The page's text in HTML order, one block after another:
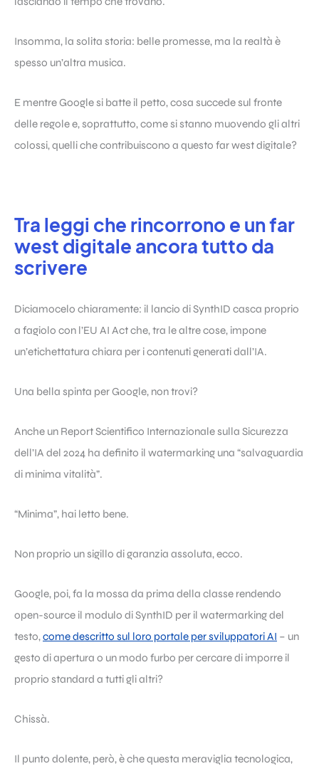
Insomma, la solita storia: belle promesse, ma la realtà è
spesso un’altra musica.
E mentre Google si batte il petto, cosa succede sul fronte
delle regole e, soprattutto, come si stanno muovendo gli altri
colossi, quelli che contribuiscono a questo far west digitale?
Tra leggi che rincorrono e un far
west digitale ancora tutto da
scrivere
Diciamocelo chiaramente: il lancio di SynthID casca proprio
a fagiolo con l’EU AI Act che, tra le altre cose, impone
un’etichettatura chiara per i contenuti generati dall’IA.
Una bella spinta per Google, non trovi?
Anche un Report Scientifico Internazionale sulla Sicurezza
dell’IA del 2024 ha definito il watermarking una “salvaguardia
di minima vitalità”.
“Minima”, hai letto bene.
Non proprio un sigillo di garanzia assoluta, ecco.
Google, poi, fa la mossa da prima della classe rendendo
open-source il modulo di SynthID per il watermarking del
testo,come descritto sul loro portale per sviluppatori AI – un
gesto di apertura o un modo furbo per cercare di imporre il
proprio standard a tutti gli altri?
Chissà.
Il punto dolente, però, è che questa meraviglia tecnologica,